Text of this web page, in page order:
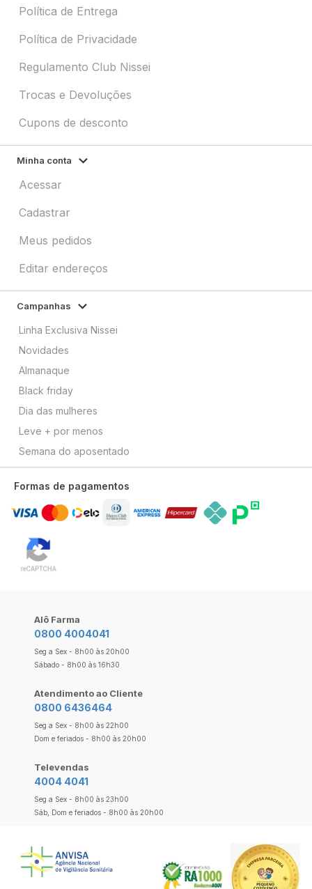
Política de Entrega
Política de Privacidade
Regulamento Club Nissei
Trocas e Devoluções
Cupons de desconto
Minha conta
Acessar
Cadastrar
Meus pedidos
Editar endereços
Campanhas
Linha Exclusiva Nissei
Novidades
Almanaque
Black friday
Dia das mulheres
Leve + por menos
Semana do aposentado
Formas de pagamentos
Alô Farma
0800 4004041
Seg a Sex - 8h00 às 20h00
Sábado - 8h00 às 16h30
Atendimento ao Cliente
0800 6436464
Seg a Sex - 8h00 às 22h00
Dom e feriados - 8h00 às 20h00
Televendas
4004 4041
Seg a Sex - 8h00 às 23h00
Sáb, Dom e feriados - 8h00 às 20h00